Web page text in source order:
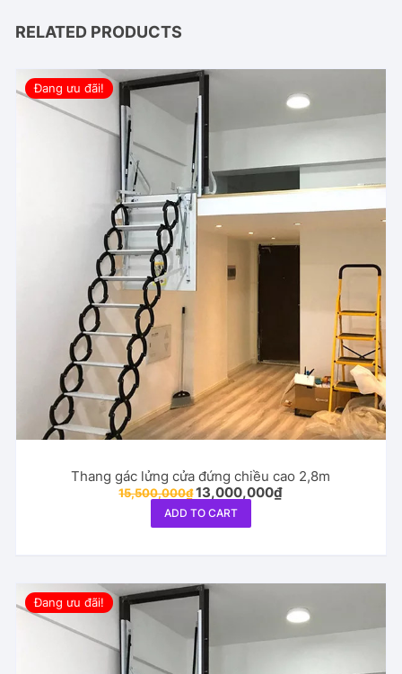
RELATED PRODUCTS
Đang ưu đãi!
Thang gác lửng cửa đứng chiều cao 2,8m
15,500,000₫Original
price
was:
15,500,000₫.
13,000,000₫Current
ADD TO CART
Đang ưu đãi!